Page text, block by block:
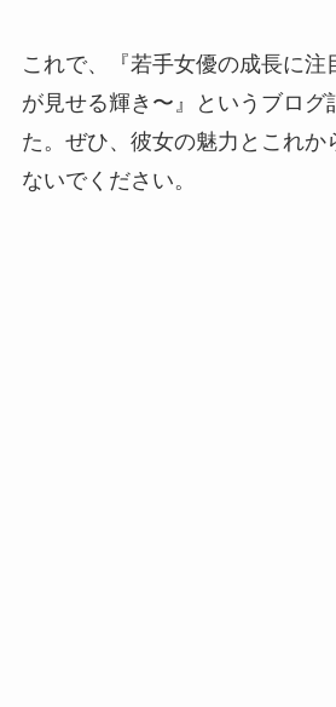
これで、『若手女優の成長に注
が見せる輝き〜』というブログ
た。ぜひ、彼女の魅力とこれか
ないでください。